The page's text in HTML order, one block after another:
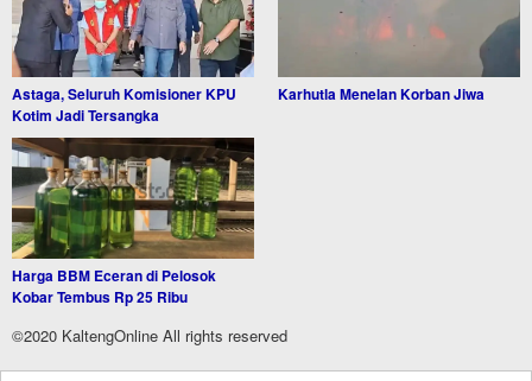
Astaga, Seluruh Komisioner KPU
Kotim Jadi Tersangka
Karhutla Menelan Korban Jiwa
Harga BBM Eceran di Pelosok
Kobar Tembus Rp 25 Ribu
©2020 KaltengOnline All rights reserved